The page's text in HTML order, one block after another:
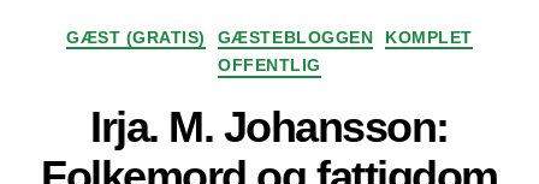
Kategorier
GÆST (GRATIS) GÆSTEBLOGGEN
KOMPLET
OFFENTLIG
Irja. M. Johansson: